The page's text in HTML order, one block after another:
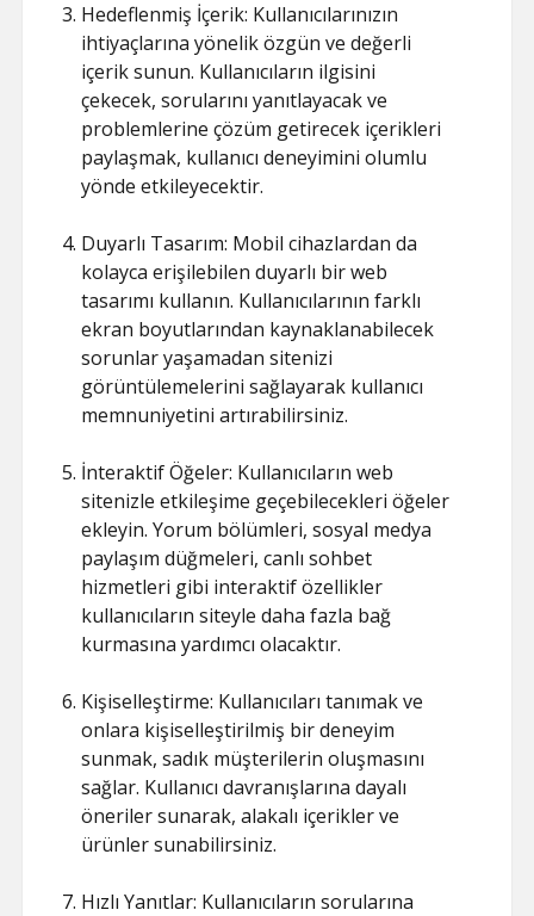
Hedeflenmiş İçerik: Kullanıcılarınızın
ihtiyaçlarına yönelik özgün ve değerli
içerik sunun. Kullanıcıların ilgisini
çekecek, sorularını yanıtlayacak ve
problemlerine çözüm getirecek içerikleri
paylaşmak, kullanıcı deneyimini olumlu
yönde etkileyecektir.
Duyarlı Tasarım: Mobil cihazlardan da
kolayca erişilebilen duyarlı bir web
tasarımı kullanın. Kullanıcılarının farklı
ekran boyutlarından kaynaklanabilecek
sorunlar yaşamadan sitenizi
görüntülemelerini sağlayarak kullanıcı
memnuniyetini artırabilirsiniz.
İnteraktif Öğeler: Kullanıcıların web
sitenizle etkileşime geçebilecekleri öğeler
ekleyin. Yorum bölümleri, sosyal medya
paylaşım düğmeleri, canlı sohbet
hizmetleri gibi interaktif özellikler
kullanıcıların siteyle daha fazla bağ
kurmasına yardımcı olacaktır.
Kişiselleştirme: Kullanıcıları tanımak ve
onlara kişiselleştirilmiş bir deneyim
sunmak, sadık müşterilerin oluşmasını
sağlar. Kullanıcı davranışlarına dayalı
öneriler sunarak, alakalı içerikler ve
ürünler sunabilirsiniz.
Hızlı Yanıtlar: Kullanıcıların sorularına